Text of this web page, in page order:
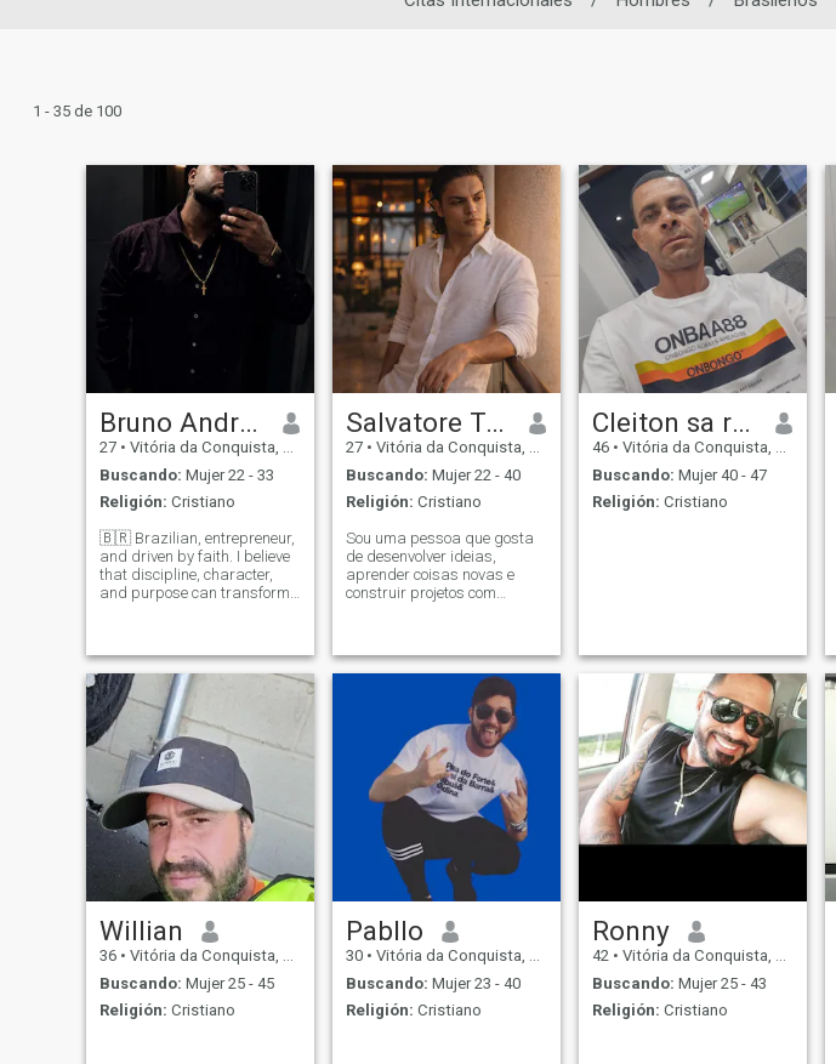
1 - 35 de 100
Bruno Andrade
27 • Vitória da Conquista, Bahia, Brasil
Buscando: Mujer 22 - 33
Religión: Cristiano
🇧🇷 Brazilian, entrepreneur,
and driven by faith. I believe
that discipline, character,
and purpose can transform
moments. I'm looking for a
sincere, feminine woman who
val
Salvatore Tommy
27 • Vitória da Conquista, Bahia, Brasil
Buscando: Mujer 22 - 40
Religión: Cristiano
Sou uma pessoa que gosta
de desenvolver ideias,
aprender coisas novas e
construir projetos com
evolução constante, tanto
pessoal quanto profissional.
Gosto de boas conversas,
Cleiton sa rocha
46 • Vitória da Conquista, Bahia, Brasil
Buscando: Mujer 40 - 47
Religión: Cristiano
Willian
36 • Vitória da Conquista, Bahia, Brasil
Buscando: Mujer 25 - 45
Religión: Cristiano
Pabllo
30 • Vitória da Conquista, Bahia, Brasil
Buscando: Mujer 23 - 40
Religión: Cristiano
Ronny
42 • Vitória da Conquista, Bahia, Brasil
Buscando: Mujer 25 - 43
Religión: Cristiano